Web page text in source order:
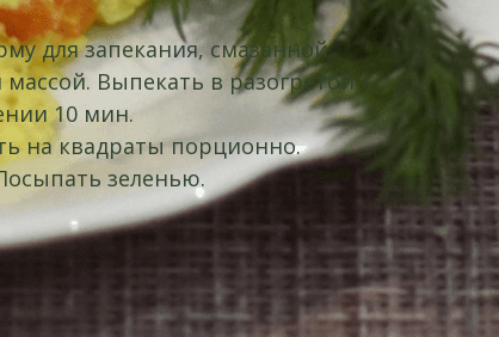
для запекания, смазанной
Выпекать в разогретой
10 мин.
на квадраты порционно.
зеленью.